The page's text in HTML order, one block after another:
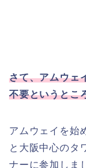
さて、アムウェ
不要というとこ
アムウェイを始
と大阪中心のタ
ナーに参加しま